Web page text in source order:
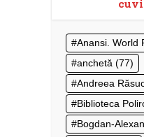
Anansi. World
anchetă (77)
Andreea
Biblioteca
Bogdan-